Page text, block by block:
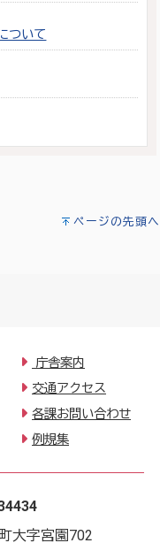
ついて
ページの先頭へ
庁舎案内
交通アクセス
各課お問い合わせ
例規集
大字宮園702